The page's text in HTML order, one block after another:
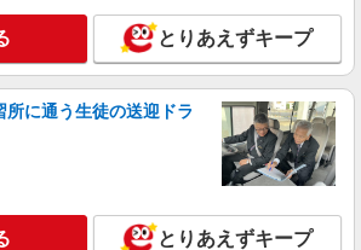
とりあえずキープ
所に通う生徒の送迎ドラ
とりあえずキープ